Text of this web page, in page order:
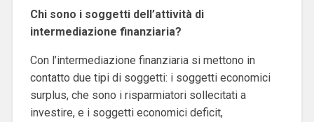
Chi sono i soggetti dell’attività di
intermediazione finanziaria?
Con l’intermediazione finanziaria si mettono in
contatto due tipi di soggetti: i soggetti economici
surplus, che sono i risparmiatori sollecitati a
investire, e i soggetti economici deficit,